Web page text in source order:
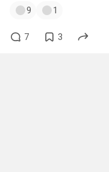
9 1
7 3